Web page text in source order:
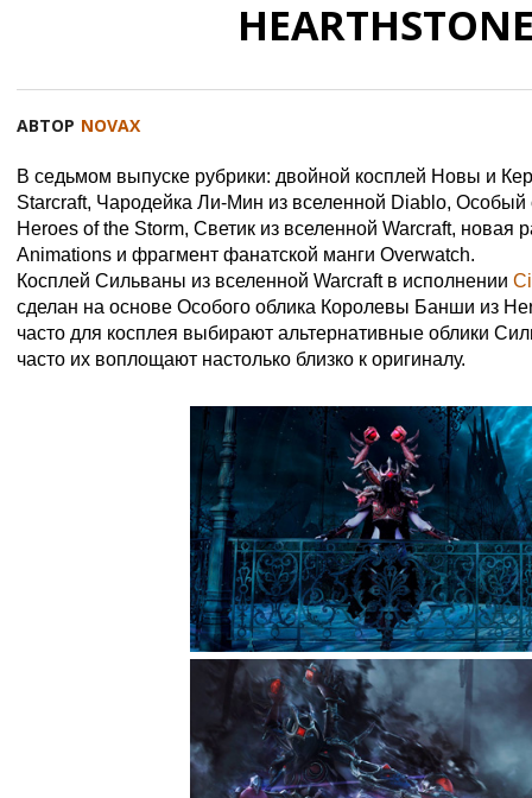
АВТОР NOVAX
В седьмом выпуске рубрики: двойной косплей Новы и
Starcraft, Чародейка Ли-Мин из вселенной Diablo, Особый
Heroes of the Storm, Cветик из вселенной Warcraft, новая
Animations и фрагмент фанатской манги Overwatch.
Косплей Сильваны из вселенной Warcraft в исполнении
сделан на основе Особого облика Королевы Банши из
часто для косплея выбирают альтернативные облики
часто их воплощают настолько близко к оригиналу.